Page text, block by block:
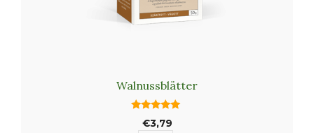
Walnussblätter
5.00
von 5
€3,79